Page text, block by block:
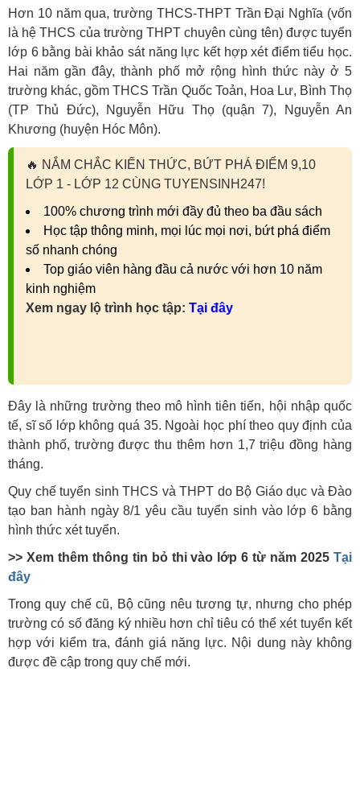
Hơn 10 năm qua, trường THCS-THPT Trần Đại Nghĩa (vốn
là hệ THCS của trường THPT chuyên cùng tên) được tuyển
lớp 6 bằng bài khảo sát năng lực kết hợp xét điểm tiểu học.
Hai năm gần đây, thành phố mở rộng hình thức này ở 5
trường khác, gồm THCS Trần Quốc Toản, Hoa Lư, Bình Thọ
(TP Thủ Đức), Nguyễn Hữu Thọ (quận 7), Nguyễn An
Khương (huyện Hóc Môn).
🔥 NẮM CHẮC KIẾN THỨC, BỨT PHÁ ĐIỂM 9,10
LỚP 1 - LỚP 12 CÙNG TUYENSINH247!
100% chương trình mới đầy đủ theo ba đầu sách
Học tập thông minh, mọi lúc mọi nơi, bứt phá điểm
số nhanh chóng
Top giáo viên hàng đầu cả nước với hơn 10 năm
kinh nghiệm
Xem ngay lộ trình học tập: Tại đây
Đây là những trường theo mô hình tiên tiến, hội nhập quốc
tế, sĩ số lớp không quá 35. Ngoài học phí theo quy định của
thành phố, trường được thu thêm hơn 1,7 triệu đồng hàng
tháng.
Quy chế tuyển sinh THCS và THPT do Bộ Giáo dục và Đào
tạo ban hành ngày 8/1 yêu cầu tuyển sinh vào lớp 6 bằng
hình thức xét tuyển.
>> Xem thêm thông tin bỏ thi vào lớp 6 từ năm 2025 Tại
đây
Trong quy chế cũ, Bộ cũng nêu tương tự, nhưng cho phép
trường có số đăng ký nhiều hơn chỉ tiêu có thể xét tuyển kết
hợp với kiểm tra, đánh giá năng lực. Nội dung này không
được đề cập trong quy chế mới.